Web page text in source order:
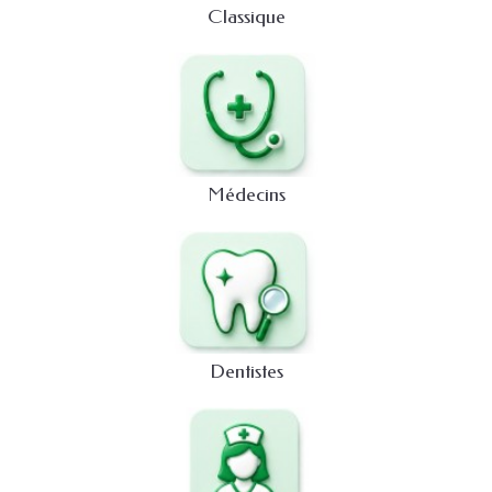
Une gamme adaptée à chaque spécialité de
Que vous exerciez en cabinet libéral, en maison de
santé pluriprofessionnelle (MSP) ou en milieu
hospitalier, découvrez des modèles configurés pour
Médecins et Spécialistes :
reconnus et votre numéro RPPS.
Sages-femmes et Infirmiers libéraux :
formats clairs indispensables pour vous faire
connaître des pharmacies de garde et des
laboratoires de votre secteur.
Maison médicale et Secrétariats :
praticiens d'une même structure sur un support
Une qualité de fabrication premium
Classique
Médecins
Dentistes